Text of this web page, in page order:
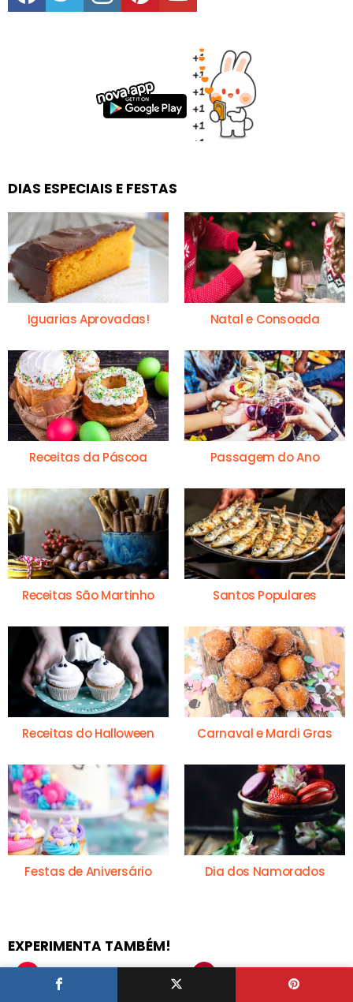
DIAS ESPECIAIS E FESTAS
Iguarias Aprovadas! Natal e Consoada
Receitas da Páscoa Passagem do Ano
Receitas São Martinho Santos Populares
Receitas do Halloween Carnaval e Mardi Gras
Festas de Aniversário Dia dos Namorados
EXPERIMENTA TAMBÉM!